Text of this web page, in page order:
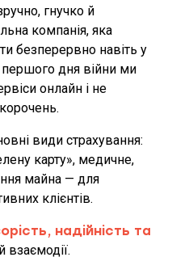
гнучко й
компанія, яка
безперервно навіть у
першого дня війни ми
онлайн і не
види страхування:
карту», медичне,
майна — для
клієнтів.
надійність та
взаємодії.